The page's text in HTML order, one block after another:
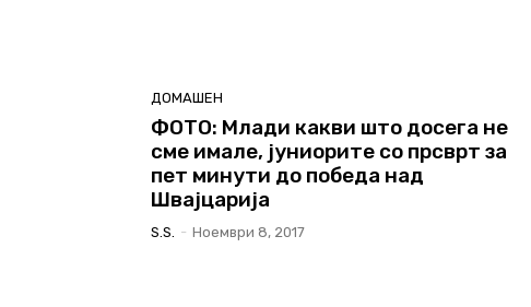
ДОМАШЕН
ФОТО: Млади какви што досега не
сме имале, јуниорите со прсврт за
пет минути до победа над
Швајцарија
S.s. - Ноември 8, 2017